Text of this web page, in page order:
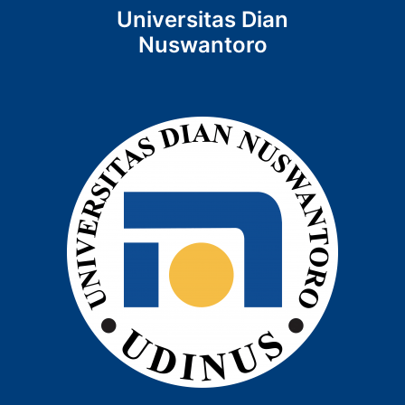
Universitas Dian
Nuswantoro